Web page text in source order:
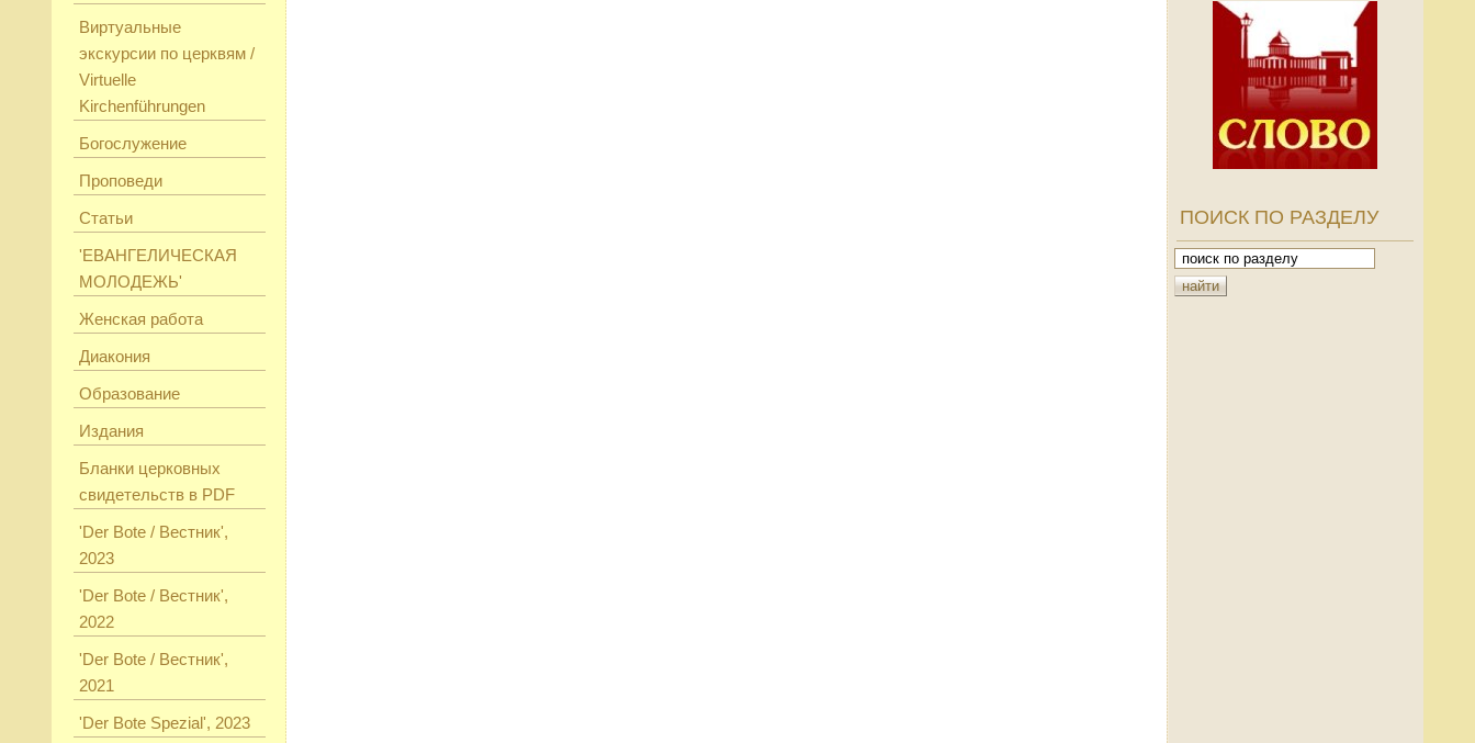
Виртуальные
экскурсии по церквям /
Virtuelle
Kirchenführungen
Богослужение
Проповеди
Статьи
'ЕВАНГЕЛИЧЕСКАЯ
МОЛОДЕЖЬ'
Женская работа
Диакония
Образование
Издания
Бланки церковных
свидетельств в PDF
'Der Bote / Вестник',
2023
'Der Bote / Вестник',
2022
'Der Bote / Вестник',
2021
'Der Bote Spezial', 2023
ПОИСК ПО РАЗДЕЛУ